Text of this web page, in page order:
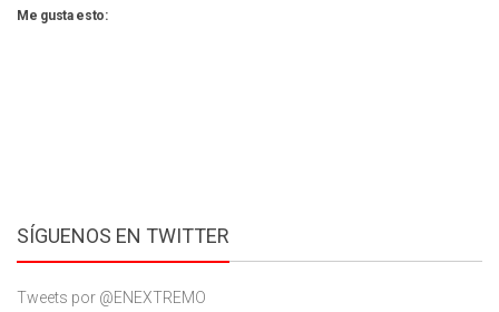
Me gusta esto:
SÍGUENOS EN TWITTER
Tweets por @ENEXTREMO